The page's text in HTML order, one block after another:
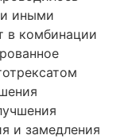
иными
в комбинации
и замедления